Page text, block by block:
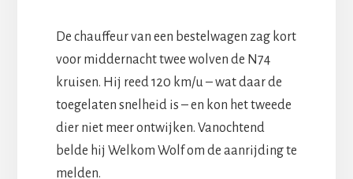
De chauffeur van een bestelwagen zag kort
voor middernacht twee wolven de N74
kruisen. Hij reed 120 km/u – wat daar de
toegelaten snelheid is – en kon het tweede
dier niet meer ontwijken. Vanochtend
belde hij Welkom Wolf om de aanrijding te
melden.